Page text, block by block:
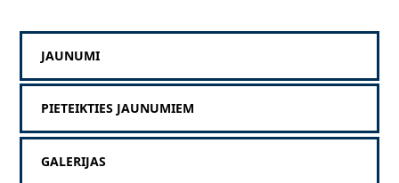
JAUNUMI
PIETEIKTIES JAUNUMIEM
GALERIJAS